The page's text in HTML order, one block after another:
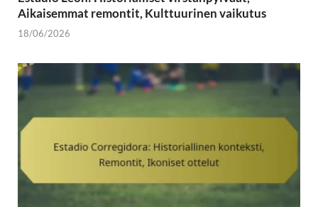
Aikaisemmat remontit, Kulttuurinen vaikutus
18/06/2026